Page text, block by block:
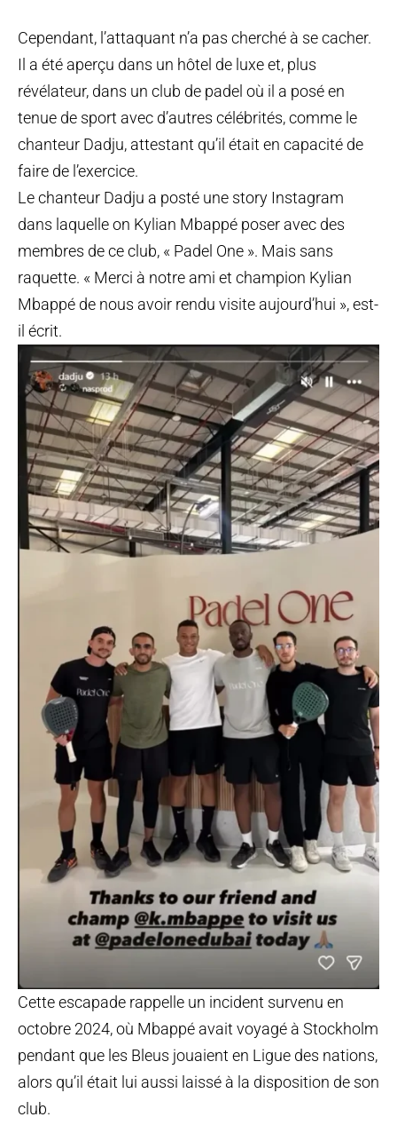
Cependant, l’attaquant n’a pas cherché à se cacher.
Il a été aperçu dans un hôtel de luxe et, plus
révélateur, dans un club de padel où il a posé en
tenue de sport avec d’autres célébrités, comme le
chanteur Dadju, attestant qu’il était en capacité de
faire de l’exercice.
Le chanteur Dadju a posté une story Instagram
dans laquelle on Kylian Mbappé poser avec des
membres de ce club, « Padel One ». Mais sans
raquette. « Merci à notre ami et champion Kylian
Mbappé de nous avoir rendu visite aujourd’hui », est-
il écrit.
Cette escapade rappelle un incident survenu en
octobre 2024, où Mbappé avait voyagé à Stockholm
pendant que les Bleus jouaient en Ligue des nations,
alors qu’il était lui aussi laissé à la disposition de son
club.